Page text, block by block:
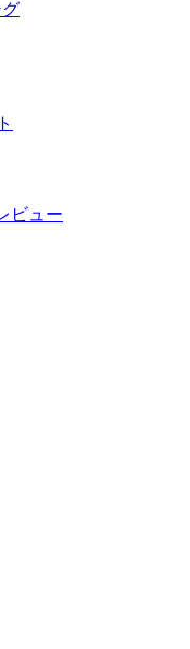
ビュー